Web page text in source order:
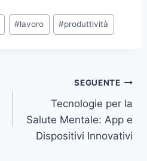
#lavoro #produttività
SEGUENTE
Tecnologie per la
Salute Mentale: App e
Dispositivi Innovativi